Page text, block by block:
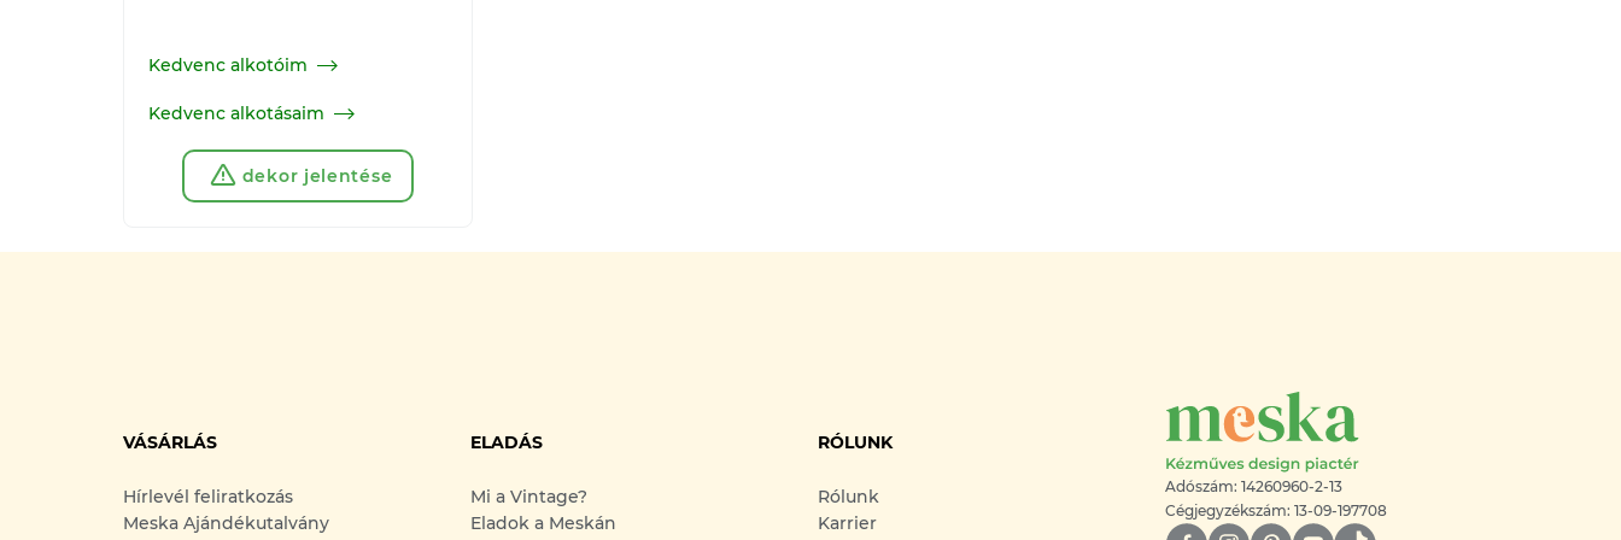
Kedvenc alkotóim
Kedvenc alkotásaim
dekor jelentése
VÁSÁRLÁS
Hírlevél feliratkozás
Meska Ajándékutalvány
ELADÁS
Mi a Vintage?
Eladok a Meskán
RÓLUNK
Rólunk
Karrier
Adószám: 14260960-2-13
Cégjegyzékszám: 13-09-197708